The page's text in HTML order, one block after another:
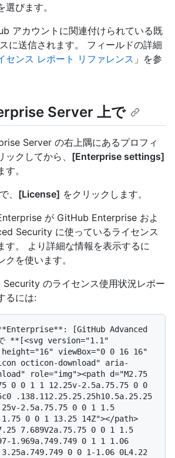
びます。
アカウントに関連付けられている既
に送信されます。 フィールドの詳細
センス レポート リファレンス 」を参
Server 上で
Server の右上隅にあるプロフィ
クしてから、 [Enterprise settings]
。
で、 [License] をクリックします。
が GitHub Enterprise およ
Security に使っているライセンス
す。 より詳細な情報を表示するに
を使います。
のライセンス使用状況レポー
るには:
**[<svg version="1.1"
viewBox="0 0 16 16"
octicon-download" aria-
role="img"><path d="M2.75
0 0 1 1 12.25v-2.5a.75.75 0 0
.138.112.25.25.25h10.5a.25.25
2.5a.75.75 0 0 1 1.5
1.75 0 0 1 13.25 14Z"></path>
7.689V2a.75.75 0 0 1 1.5
1.969a.749.749 0 1 1 1.06
0 0 1-1.06 0L4.22